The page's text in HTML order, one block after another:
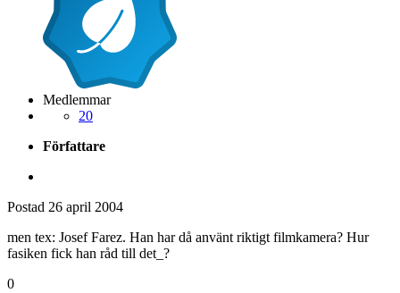
Medlemmar
20
Författare
Postad 26 april 2004
men tex: Josef Farez. Han har då använt riktigt filmkamera? Hur
fasiken fick han råd till det_?
0